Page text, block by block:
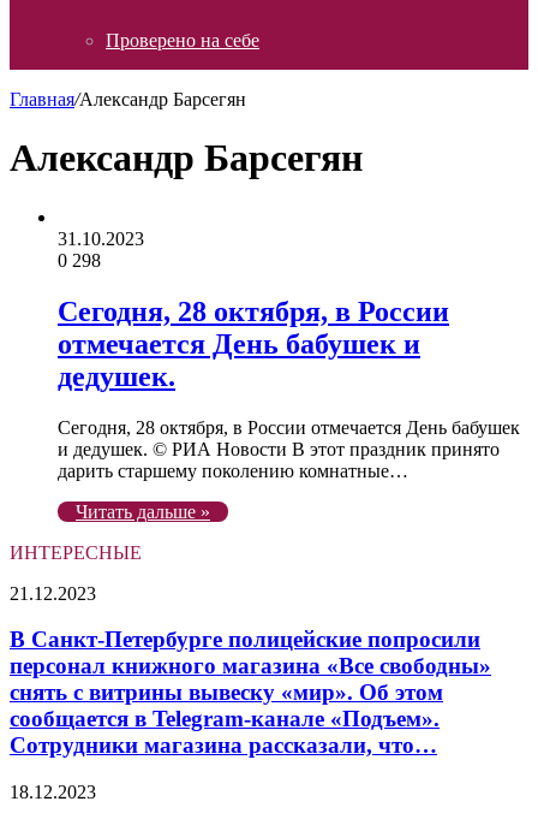
Проверено на себе
Главная/Александр Барсегян
Александр Барсегян
31.10.2023
0 298
Сегодня, 28 октября, в России
отмечается День бабушек и
дедушек.
Сегодня, 28 октября, в России отмечается День бабушек
и дедушек. © РИА Новости В этот праздник принято
дарить старшему поколению комнатные…
Читать дальше »
ИНТЕРЕСНЫЕ
В
Петербурге
попросили
персонал
книжного
магазина
свободны»
21.12.2023
В Санкт-Петербурге полицейские попросили
персонал книжного магазина «Все свободны»
снять с витрины вывеску «мир». Об этом
сообщается в Telegram-канале «Подъем».
Сотрудники магазина рассказали, что…
Опоздания
18.12.2023